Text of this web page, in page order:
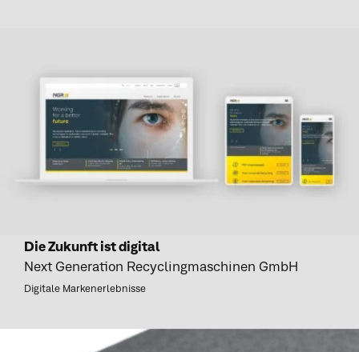
Die Zukunft ist digital
Next Generation Recyclingmaschinen GmbH
Digitale Markenerlebnisse